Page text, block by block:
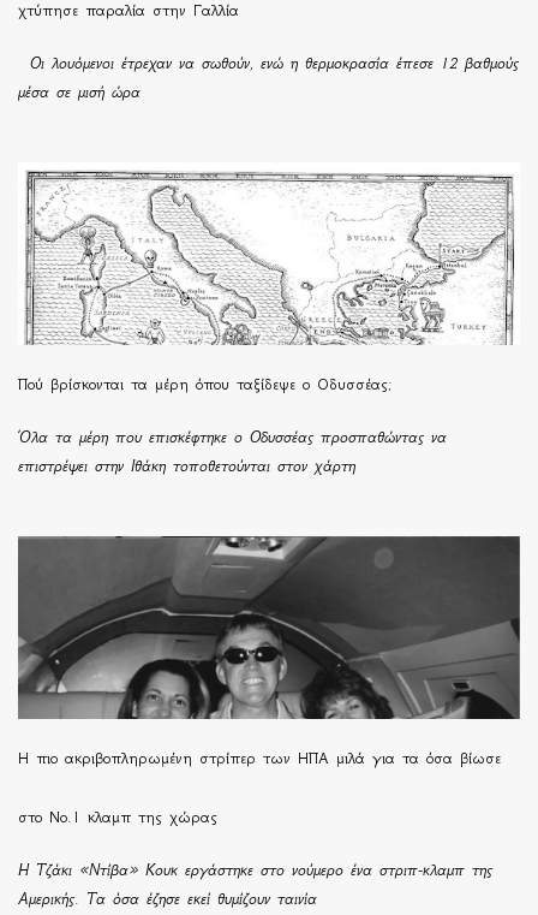
χτύπησε παραλία στην Γαλλία
Οι λουόμενοι έτρεχαν να σωθούν, ενώ η θερμοκρασία έπεσε 12 βαθμούς
μέσα σε μισή ώρα
Πού βρίσκονται τα μέρη όπου ταξίδεψε ο Οδυσσέας;
Όλα τα μέρη που επισκέφτηκε ο Οδυσσέας προσπαθώντας να
επιστρέψει στην Ιθάκη τοποθετούνται στον χάρτη
H πιο ακριβοπληρωμένη στρίπερ των ΗΠΑ μιλά για τα όσα βίωσε
στο Νο.1 κλαμπ της χώρας
Η Τζάκι «Ντίβα» Κουκ εργάστηκε στο νούμερο ένα στριπ-κλαμπ της
Αμερικής. Τα όσα έζησε εκεί θυμίζουν ταινία